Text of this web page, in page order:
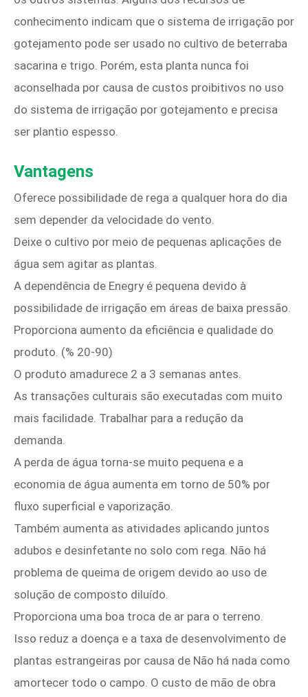
conhecimento indicam que o sistema de irrigação por
gotejamento pode ser usado no cultivo de beterraba
sacarina e trigo. Porém, esta planta nunca foi
aconselhada por causa de custos proibitivos no uso
do sistema de irrigação por gotejamento e precisa
ser plantio espesso.
Vantagens
Oferece possibilidade de rega a qualquer hora do dia
sem depender da velocidade do vento.
Deixe o cultivo por meio de pequenas aplicações de
água sem agitar as plantas.
A dependência de Enegry é pequena devido à
possibilidade de irrigação em áreas de baixa pressão.
Proporciona aumento da eficiência e qualidade do
produto. (% 20-90)
O produto amadurece 2 a 3 semanas antes.
As transações culturais são executadas com muito
mais facilidade. Trabalhar para a redução da
demanda.
A perda de água torna-se muito pequena e a
economia de água aumenta em torno de 50% por
fluxo superficial e vaporização.
Também aumenta as atividades aplicando juntos
adubos e desinfetante no solo com rega. Não há
problema de queima de origem devido ao uso de
solução de composto diluído.
Proporciona uma boa troca de ar para o terreno.
Isso reduz a doença e a taxa de desenvolvimento de
plantas estrangeiras por causa de Não há nada como
amortecer todo o campo. O custo de mão de obra